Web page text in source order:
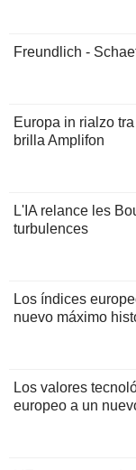
Freundlich -
Europa in rialzo
brilla Amplifon
L'IA relance les
turbulences
Los índices
nuevo máximo
Los valores
europeo a un